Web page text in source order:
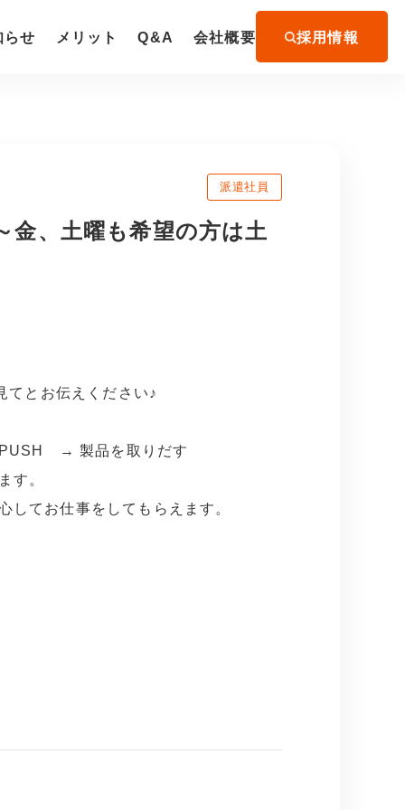
らせ メリット Q&A 会社概要 採用情報
派遣社員
、土曜も希望の方は土
とお伝えください♪
→ 製品を取りだす
す。
してお仕事をしてもらえます。